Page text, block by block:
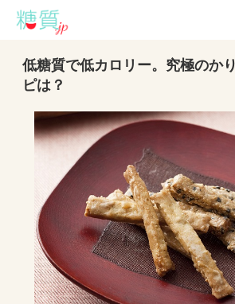
低糖質で低カロリー。究極のか
ピは？